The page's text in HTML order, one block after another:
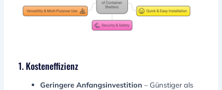
1. Kosteneffizienz
Geringere Anfangsinvestition – Günstiger als